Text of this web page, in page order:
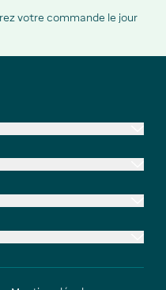
votre commande le jour